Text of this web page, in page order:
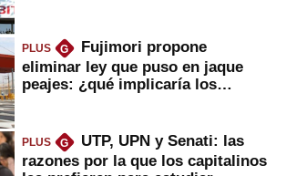
PLUS G
Fujimori propone
eliminar ley que puso en jaque
peajes: ¿qué implicaría los
PLUS G
UTP, UPN y Senati: las
razones por la que los capitalinos